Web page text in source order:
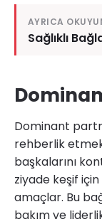
AYRICA
Sağlıklı
Dominant
rehberlik
başkalarını
ziyade keşif
amaçlar. Bu
bakım ve